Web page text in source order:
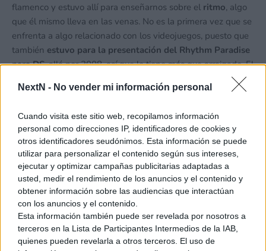
NextN - No vender mi información personal
Cuando visita este sitio web, recopilamos información
personal como direcciones IP, identificadores de cookies y
otros identificadores seudónimos. Esta información se puede
utilizar para personalizar el contenido según sus intereses,
ejecutar y optimizar campañas publicitarias adaptadas a
usted, medir el rendimiento de los anuncios y el contenido y
obtener información sobre las audiencias que interactúan
con los anuncios y el contenido.
Esta información también puede ser revelada por nosotros a
terceros en la Lista de Participantes Intermedios de la IAB,
quienes pueden revelarla a otros terceros. El uso de
flamenco y estuvo allí para enseñarnos sobre el ritmo, algo
que él mismo lleva en las venas. No es la primera vez que se
enfrenta a algo relacionado con los videojuegos, puesto que
también estuvo para la presentación del Rhythm Paradise
para DS, allá por 2008, así que lo tiene más que arraigado. El
caso es que el ritmo es algo muy especial para su vida, de las
cosas más importantes.La música y el ritmo son el
por un compás rítmico como el movimiento de los astros, los
planetas, la vibración de la luz o las olas del mar. Es más,
hasta dentro de nosotros, ennuestro propio pulso.
Según nos cuenta, el tuvo la suerte de nacer en una cultura
donde los padres transmiten la música y el ritmo como un
juego de niños. Antes de hablar ya saben como tocar las
palmas, cantar, bailar, a sentir. Una tradición que se está